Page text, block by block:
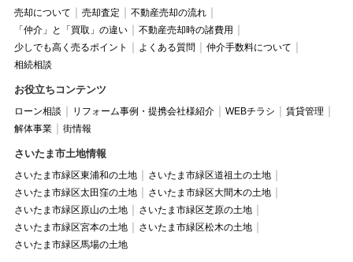
売却について 売却査定
不動産売却の流れ
「仲介」と「買取」の違い
不動産売却時の諸費用
少しでも高く売るポイント
よくある質問
仲介手数料について
相続相談
お役立ちコンテンツ
ローン相談 リフォーム事例・提携会社様紹介 WEBチラシ
賃貸管理
解体事業
街情報
さいたま市土地情報
さいたま市緑区東浦和の土地
さいたま市緑区道祖土の土地
さいたま市緑区太田窪の土地
さいたま市緑区大間木の土地
さいたま市緑区原山の土地
さいたま市緑区芝原の土地
さいたま市緑区宮本の土地
さいたま市緑区松木の土地
さいたま市緑区馬場の土地